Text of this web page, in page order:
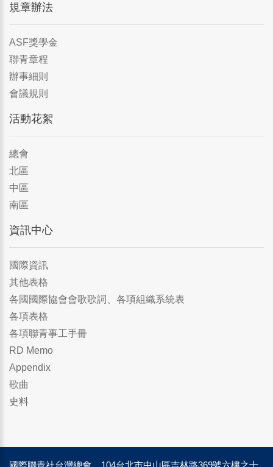
規章辦法
ASF獎學金
聯青章程
辦事細則
會議規則
活動花絮
總會
北區
中區
南區
資訊中心
國際資訊
其他表格
各國國際協會會歌歌詞、各項組織系統表
各項表格
各項聯青事工手冊
RD Memo
Appendix
歌曲
史料
國際聯青社台灣總會 104台北市中山區吉林路369號六樓之十